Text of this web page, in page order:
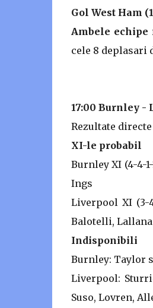
Gol West Ham
Ambele echipe
cele 8 deplasari
17:00 Burnley -
Rezultate
XI-le probabil
Burnley XI (4-4-
Ings
Liverpool XI (3-
Balotelli, Lallana
Indisponibili
Burnley: Taylor
Liverpool:
Suso, Lovren,